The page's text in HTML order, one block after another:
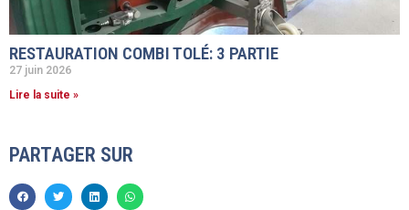
RESTAURATION COMBI TOLÉ: 3 PARTIE
27 juin 2026
Lire la suite »
PARTAGER SUR